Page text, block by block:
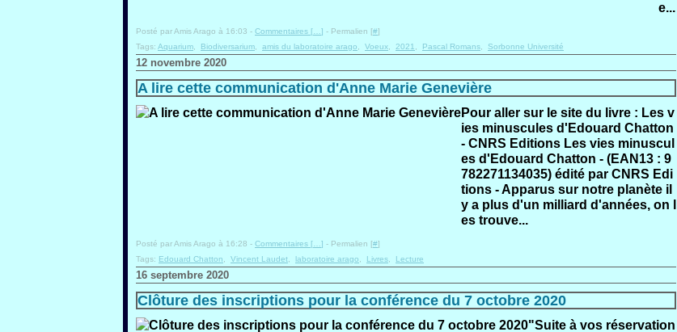
e...
Posté par Amis Arago à 16:03 - Commentaires [ ] - Permalien [#]
Tags: Aquarium Biodiversarium amis du laboratoire arago Voeux 2021 Pascal Romans Sorbonne Université
12 novembre 2020
A lire cette communication d'Anne Marie Genevière
Pour aller sur le site du livre : Les v
ies minuscules d'Edouard Chatton
- CNRS Editions Les vies minuscul
es d'Edouard Chatton - (EAN13 : 9
782271134035) édité par CNRS Edi
tions - Apparus sur notre planète il
y a plus d'un milliard d'années, on l
es trouve...
Posté par Amis Arago à 16:28 - Commentaires [ ] - Permalien [#]
Tags: Edouard Chatton Vincent Laudet laboratoire arago Livres Lecture
16 septembre 2020
Clôture des inscriptions pour la conférence du 7 octobre 2020
"Suite à vos réservation